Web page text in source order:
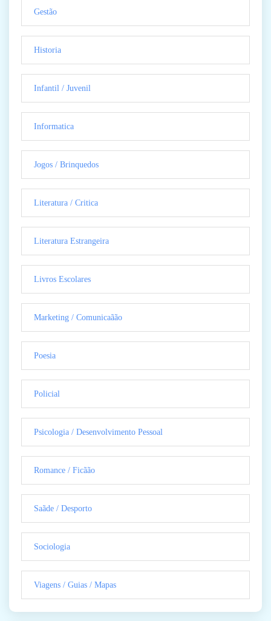
Gestão
Historia
Infantil / Juvenil
Informatica
Jogos / Brinquedos
Literatura / Critica
Literatura Estrangeira
Livros Escolares
Marketing / Comunicaãão
Poesia
Policial
Psicologia / Desenvolvimento Pessoal
Romance / Ficãão
Saãde / Desporto
Sociologia
Viagens / Guias / Mapas